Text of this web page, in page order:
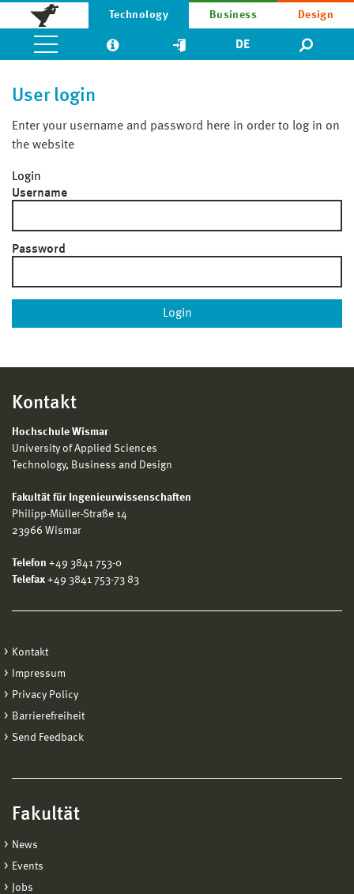
Technology Business Design
DE
User login
Enter your username and password here in order to log in on
the website
Login
Username
Password
Kontakt
Hochschule Wismar
University of Applied Sciences
Technology, Business and Design
Fakultät für Ingenieurwissenschaften
Philipp-Müller-Straße 14
23966 Wismar
Telefon +49 3841 753-0
Telefax +49 3841 753-73 83
Kontakt
Impressum
Privacy Policy
Barrierefreiheit
Send Feedback
Fakultät
News
Events
Jobs